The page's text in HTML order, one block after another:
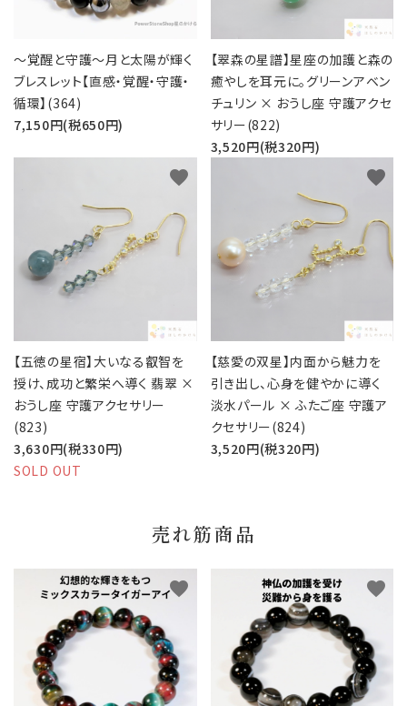
～覚醒と守護～月と太陽が輝く
ブレスレット【直感・覚醒・守護・
循環】(364)
7,150円(税650円)
【翠森の星譜】星座の加護と森の
癒やしを耳元に。グリーンアベン
チュリン × おうし座 守護アクセ
サリー(822)
3,520円(税320円)
【五徳の星宿】大いなる叡智を
授け、成功と繁栄へ導く 翡翠 ×
おうし座 守護アクセサリー
(823)
3,630円(税330円)
SOLD OUT
favorite
【慈愛の双星】内面から魅力を
引き出し、心身を健やかに導く
淡水パール × ふたご座 守護ア
クセサリー(824)
3,520円(税320円)
favorite
売れ筋商品
favorite favorite